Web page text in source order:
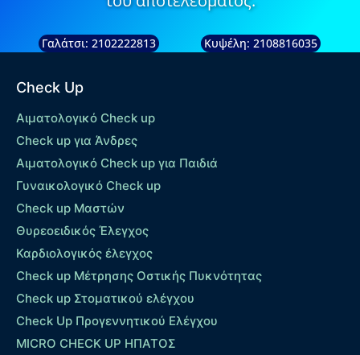
Γαλάτσι: 2102222813 Κυψέλη: 2108816035
Check Up
Αιματολογικό Check up
Check up για Άνδρες
Αιματολογικό Check up για Παιδιά
Γυναικολογικό Check up
Check up Μαστών
Θυρεοειδικός Έλεγχος
Καρδιολογικός έλεγχος
Check up Mέτρησης Οστικής Πυκνότητας
Check up Στοματικού ελέγχου
Check Up Προγεννητικού Ελέγχου
MICRO CHECK UP HΠΑΤΟΣ